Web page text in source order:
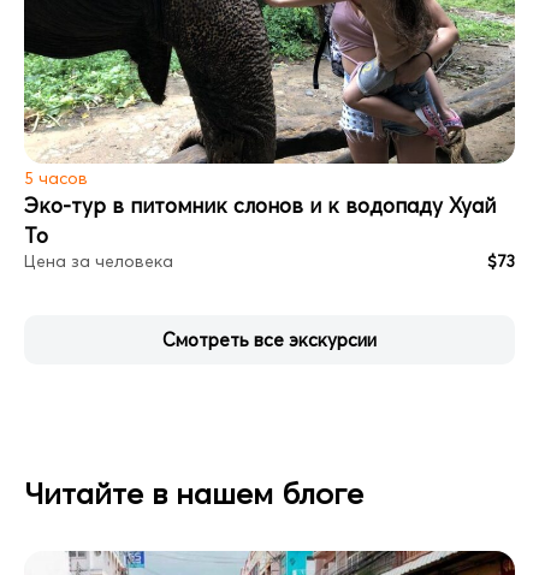
5 часов
Эко-тур в питомник слонов и к водопаду Хуай
То
Цена за человека $73
Смотреть все экскурсии
Читайте в нашем блоге